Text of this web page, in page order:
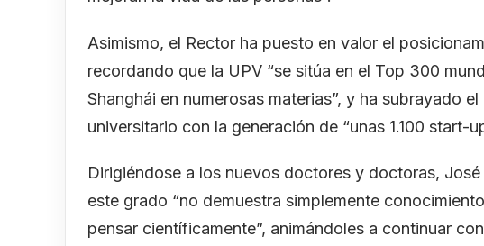
Asimismo, el Rector ha puesto en valor el
recordando que la UPV “se sitúa en el Top 300
Shanghái en numerosas materias”, y ha subrayado
universitario con la generación de “unas 1.100 start-
Dirigiéndose a los nuevos doctores y doctoras,
este grado “no demuestra simplemente
pensar científicamente”, animándoles a continuar